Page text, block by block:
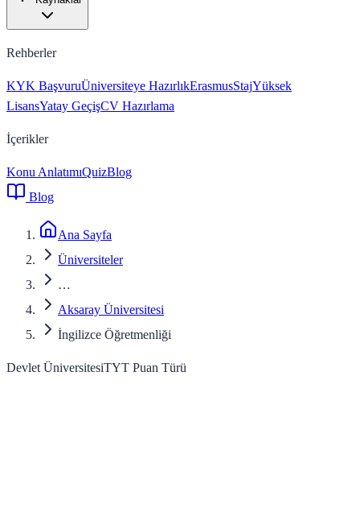
Rehberler
KYK BaşvuruÜniversiteye HazırlıkErasmusStajYüksek
LisansYatay GeçişCV Hazırlama
İçerikler
Konu AnlatımıQuizBlog
Blog
Ana Sayfa
Üniversiteler
…
Aksaray Üniversitesi
İngilizce Öğretmenliği
Devlet ÜniversitesiTYT Puan Türü